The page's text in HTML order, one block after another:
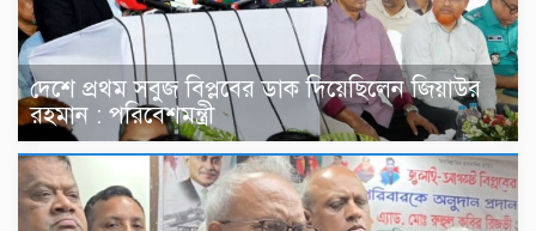
দেশে প্রথম সবুজ বিপ্লবের ডাক দিয়েছিলেন জিয়াউর
রহমান : পরিবেশমন্ত্রী